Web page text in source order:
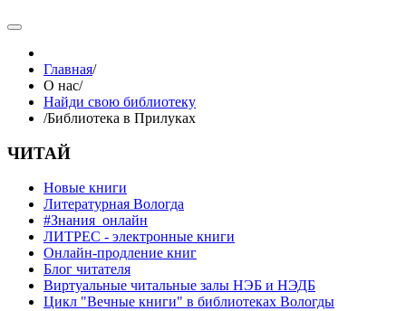
Главная/
О нас/
Найди свою библиотеку
/Библиотека в Прилуках
ЧИТАЙ
Новые книги
Литературная Вологда
#Знания_онлайн
ЛИТРЕС - электронные книги
Онлайн-продление книг
Блог читателя
Виртуальные читальные залы НЭБ и НЭДБ
Цикл "Вечные книги" в библиотеках Вологды